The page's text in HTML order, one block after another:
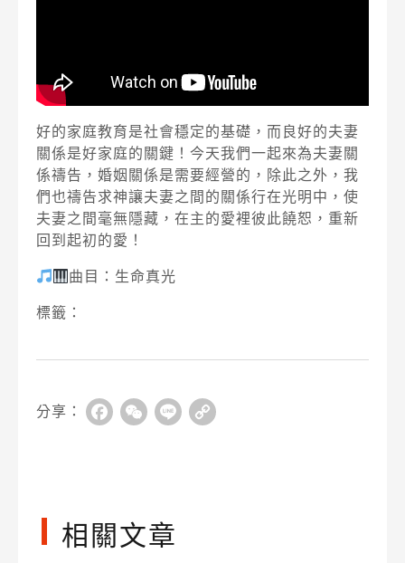
好的家庭教育是社會穩定的基礎，而良好的夫妻
關係是好家庭的關鍵！今天我們一起來為夫妻關
係禱告，婚姻關係是需要經營的，除此之外，我
們也禱告求神讓夫妻之間的關係行在光明中，使
夫妻之間毫無隱藏，在主的愛裡彼此饒恕，重新
回到起初的愛！
曲目：生命真光
標籤：
分享： FacebookWeChat
Line
相關文章